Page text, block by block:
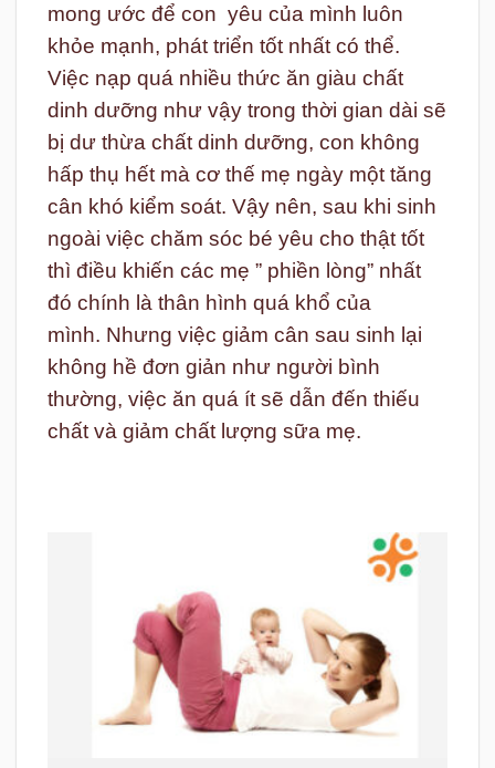
mong ước để con yêu của mình luôn
khỏe mạnh, phát triển tốt nhất có thể.
Việc nạp quá nhiều thức ăn giàu chất
dinh dưỡng như vậy trong thời gian dài sẽ
bị dư thừa chất dinh dưỡng, con không
hấp thụ hết mà cơ thế mẹ ngày một tăng
cân khó kiểm soát. Vậy nên, sau khi sinh
ngoài việc chăm sóc bé yêu cho thật tốt
thì điều khiến các mẹ ” phiền lòng” nhất
đó chính là thân hình quá khổ của
mình. Nhưng việc giảm cân sau sinh lại
không hề đơn giản như người bình
thường, việc ăn quá ít sẽ dẫn đến thiếu
chất và giảm chất lượng sữa mẹ.